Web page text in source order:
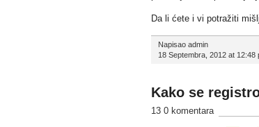
Da li ćete i vi potražiti
Napisao admin
18 Septembra, 2012 at 12:48
Kako se
13 0 komentara